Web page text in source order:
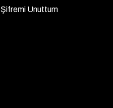
Şifremi Unuttum